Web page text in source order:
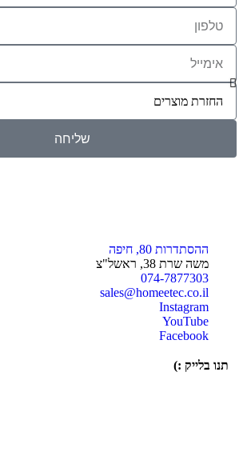
שליחה
ההסתדרות 80, חיפה
משה שרת 38, ראשל"צ
074-7877303
sales@homeetec.co.il
Instagram
YouTube
Facebook
תנו בלייק :)